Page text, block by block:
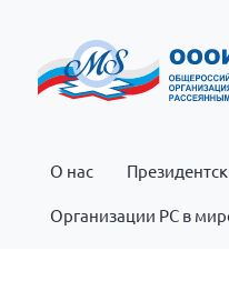
О нас
Организации РС в